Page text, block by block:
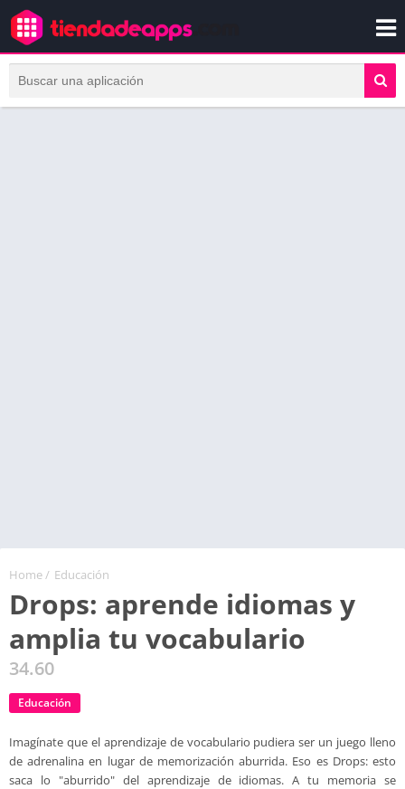
Home/ Educación
Drops: aprende idiomas y
amplia tu vocabulario
34.60
Educación
Imagínate que el aprendizaje de vocabulario pudiera ser un juego lleno
de adrenalina en lugar de memorización aburrida. Eso es Drops: esto
saca lo "aburrido" del aprendizaje de idiomas. A tu memoria se